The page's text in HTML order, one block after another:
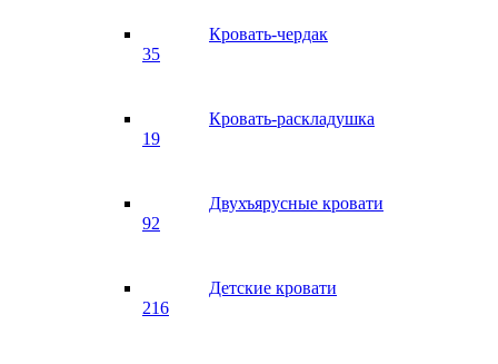
Кровать-чердак
35
Кровать-раскладушка
19
Двухъярусные кровати
92
Детские кровати
216